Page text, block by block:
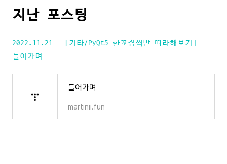
지난 포스팅
2022.11.21 - [기타/PyQt5 한꼬집씩만 따라해보기] -
들어가며
들어가며
martinii.fun